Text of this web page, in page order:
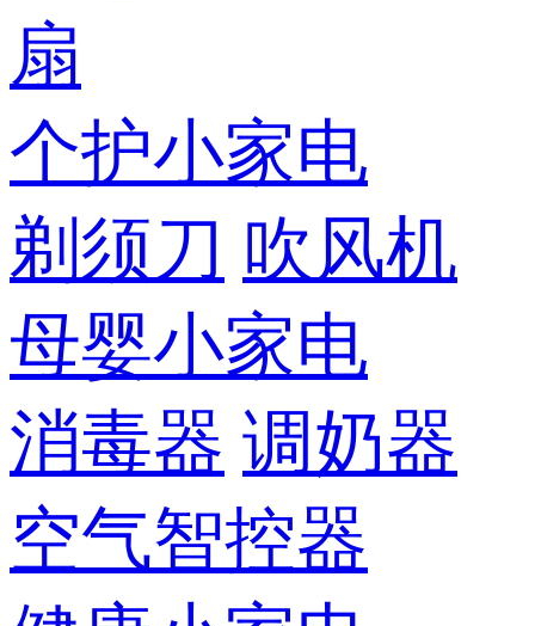
扇
个护小家电
剃须刀 吹风机
母婴小家电
消毒器 调奶器
空气智控器